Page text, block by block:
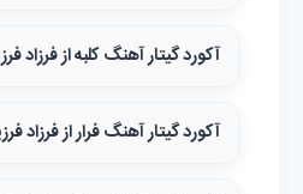
آکورد گیتار آهنگ کلبه از فرزاد
آکورد گیتار آهنگ فرار از فرزاد